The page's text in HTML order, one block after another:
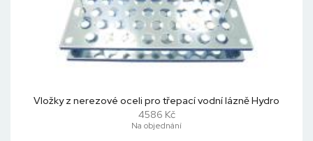
Vložky z nerezové oceli pro třepací vodní lázně Hydro
4586 Kč
Na objednání